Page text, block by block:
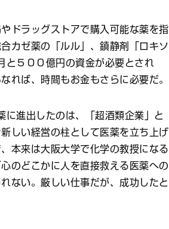
ドラッグストアで購入可能な薬を指
カゼ薬の「ルル」、鎮静剤「ロキソ
５００億円の資金が必要とされ
れば、時間もお金もさらに必要だ。
進出したのは、「超酒類企業」と
しい経営の柱として医薬を立ち上げ
本来は大阪大学で化学の教授になる
のどこかに人を直接救える医薬への
ない。厳しい仕事だが、成功したと